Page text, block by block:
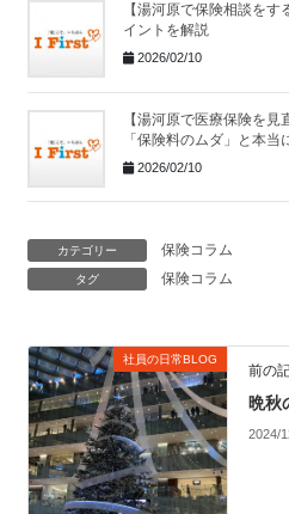
【湯河原で保険相談を
イントを解説
2026/02/10
【湯河原で医療保険を
「保険料のムダ」と本当
2026/02/10
カテゴリー 保険コラム
タグ 保険コラム
社員の日常BLOG
前の
晩秋
2024/